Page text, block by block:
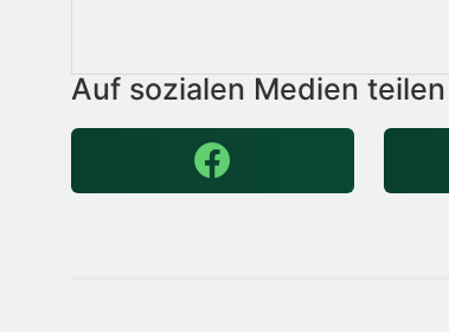
Auf sozialen Medien teilen